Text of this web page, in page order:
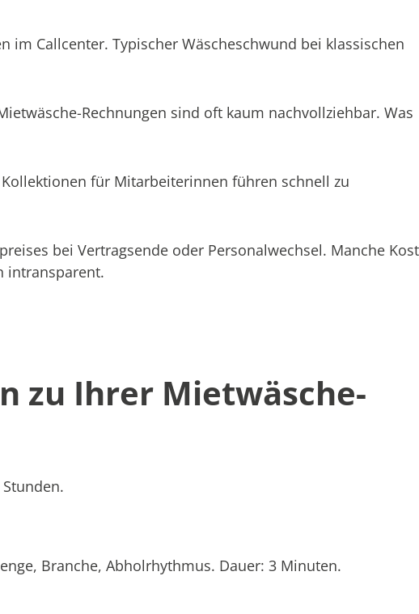
Callcenter. Typischer Wäscheschwund bei klassischen
Rechnungen sind oft kaum nachvollziehbar. Was
für Mitarbeiterinnen führen schnell zu
bei Vertragsende oder Personalwechsel. Manche
intransparent.
zu Ihrer Mietwäsche-
Branche, Abholrhythmus. Dauer: 3 Minuten.